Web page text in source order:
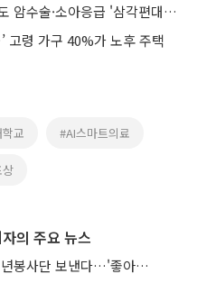
성빈센트병원, AI진료·고난도 암수술·소아응급 '삼각편대'로 경기남부 의료판 바꾼다
고령 가구 40%가 노후 주택
교 #AI스마트의료
의 주요 뉴스
이상일 시장, 다낭에 용인청년봉사단 보낸다…'좋아용 거리' 만든다